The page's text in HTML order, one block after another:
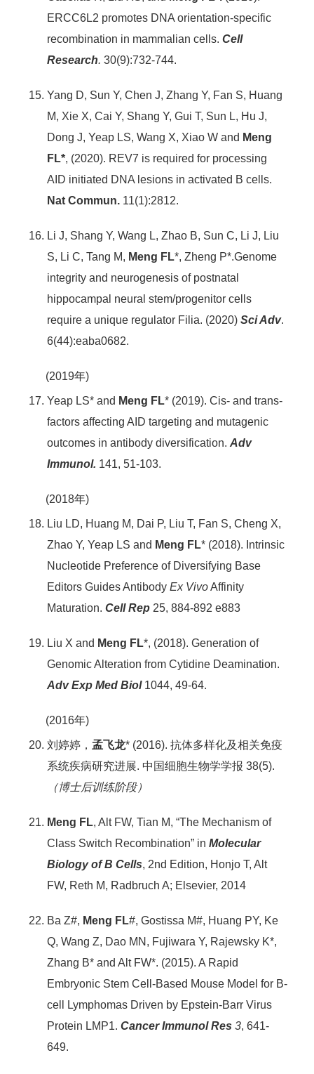
ERCC6L2 promotes DNA orientation-specific
recombination in mammalian cells.Cell
Research. 30(9):732-744.
Yang D, Sun Y, Chen J, Zhang Y, Fan S, Huang
M, Xie X, Cai Y, Shang Y, Gui T, Sun L, Hu J,
Dong J, Yeap LS, Wang X, Xiao W and Meng
FL*, (2020). REV7 is required for processing
AID initiated DNA lesions in activated B cells.
Nat Commun. 11(1):2812.
Li J, Shang Y, Wang L, Zhao B, Sun C, Li J, Liu
S, Li C, Tang M, Meng FL*, Zheng P*.Genome
integrity and neurogenesis of postnatal
hippocampal neural stem/progenitor cells
require a unique regulator Filia. (2020)Sci Adv.
6(44):eaba0682.
(2019年)
Yeap LS* and Meng FL* (2019). Cis- and trans-
factors affecting AID targeting and mutagenic
outcomes in antibody diversification.Adv
Immunol. 141, 51-103.
(2018年)
Liu LD, Huang M, Dai P, Liu T, Fan S, Cheng X,
Zhao Y, Yeap LS and Meng FL* (2018). Intrinsic
Nucleotide Preference of Diversifying Base
Editors Guides AntibodyEx VivoAffinity
Maturation.Cell Rep 25, 884-892 e883
Liu X and Meng FL*, (2018). Generation of
Genomic Alteration from Cytidine Deamination.
Adv Exp Med Biol1044, 49-64.
(2016年)
刘婷婷， 孟飞龙* (2016). 抗体多样化及相关免疫
系统疾病研究进展. 中国细胞生物学学报 38(5).
（博士后训练阶段）
Meng FL, Alt FW, Tian M, “The Mechanism of
Class Switch Recombination” inMolecular
Biology of B Cells, 2nd Edition, Honjo T, Alt
FW, Reth M, Radbruch A; Elsevier, 2014
Ba Z#, Meng FL#, Gostissa M#, Huang PY, Ke
Q, Wang Z, Dao MN, Fujiwara Y, Rajewsky K*,
Zhang B* and Alt FW*. (2015). A Rapid
Embryonic Stem Cell-Based Mouse Model for B-
cell Lymphomas Driven by Epstein-Barr Virus
Protein LMP1.Cancer Immunol Res 3, 641-
649.